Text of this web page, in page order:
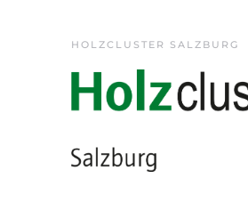
HOLZCLUSTER SALZBURG